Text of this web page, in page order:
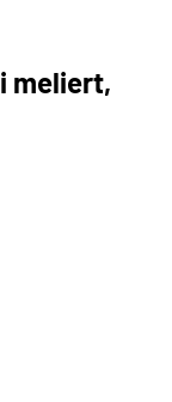
meliert,